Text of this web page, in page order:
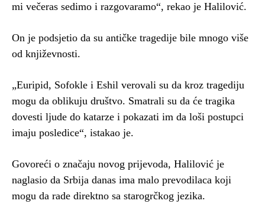
mi večeras sedimo i razgovaramo“, rekao je Halilović.
On je podsjetio da su antičke tragedije bile mnogo više
od književnosti.
„Euripid, Sofokle i Eshil verovali su da kroz tragediju
mogu da oblikuju društvo. Smatrali su da će tragika
dovesti ljude do katarze i pokazati im da loši postupci
imaju posledice“, istakao je.
Govoreći o značaju novog prijevoda, Halilović je
naglasio da Srbija danas ima malo prevodilaca koji
mogu da rade direktno sa starogrčkog jezika.